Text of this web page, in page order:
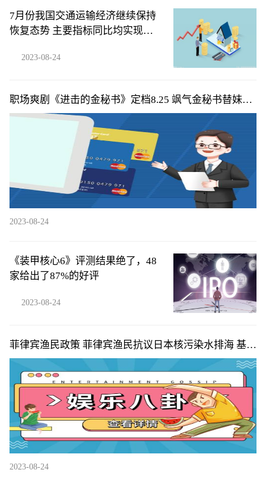
7月份我国交通运输经济继续保持
恢复态势 主要指标同比均实现增
2023-08-24
职场爽剧《进击的金秘书》定档8.25 飒气金秘书替妹整
顿职场超带感
2023-08-24
《装甲核心6》评测结果绝了，48
家给出了87%的好评
2023-08-24
菲律宾渔民政策 菲律宾渔民抗议日本核污染水排海 基本
情况讲解
2023-08-24